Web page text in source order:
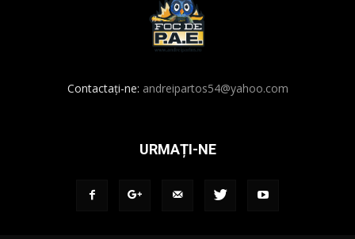
Contactați-ne: andreipartos54@yahoo.com
URMAȚI-NE